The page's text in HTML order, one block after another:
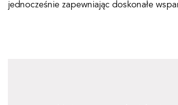
jednocześnie zapewniając doskonałe